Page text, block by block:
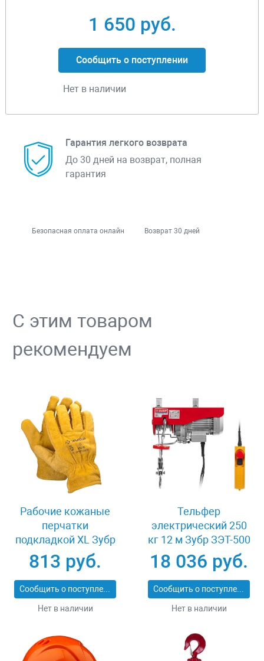
1 650 руб.
Сообщить о поступлении
Нет в наличии
Гарантия легкого возврата
До 30 дней на возврат, полная
гарантия
Безопасная оплата онлайн Возврат 30 дней
С этим товаром
рекомендуем
Рабочие кожаные
перчатки
подкладкой XL Зубр
МАСТЕР 1135-XL
813 руб.
Сообщить о поступлении
Нет в наличии
Тельфер
электрический 250
кг 12 м Зубр ЗЭТ-500
18 036 руб.
Сообщить о поступлении
Нет в наличии